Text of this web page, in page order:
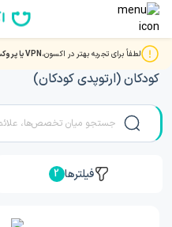
لطفاً برای تجربه بهتر در اکسون،VPN یا پروکسی
نوبت دهی بهترین دکتر و
کودکان (ارتوپدی کودکان)
فیلترها 2